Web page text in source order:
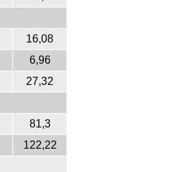
16,08
6,96
27,32
81,3
122,22